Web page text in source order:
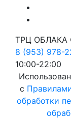
ТРЦ ОБЛАКА
8 (953) 978-
10:00-22:00
с
обработки